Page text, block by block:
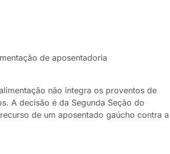
de aposentadoria
não integra os proventos de
A decisão é da Segunda Seção do
de um aposentado gaúcho contra a